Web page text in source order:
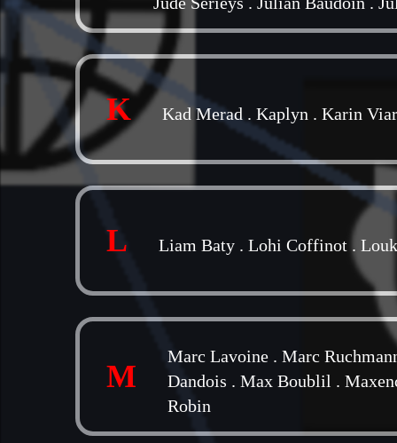
K Kad Merad . Kaplyn . Karin
L Liam Baty . Lohi Coffinot .
M
Marc Lavoine . Marc
Dandois . Max Boublil .
Robin